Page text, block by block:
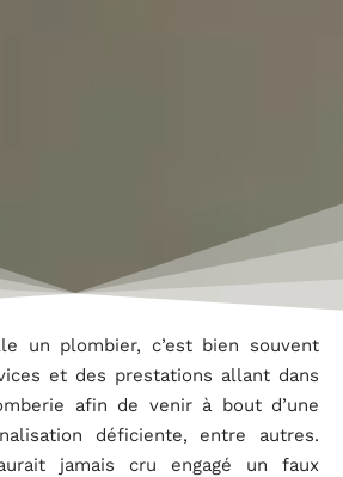
un plombier, c’est bien souvent
et des prestations allant dans
afin de venir à bout d’une
déficiente, entre autres.
jamais cru engagé un faux